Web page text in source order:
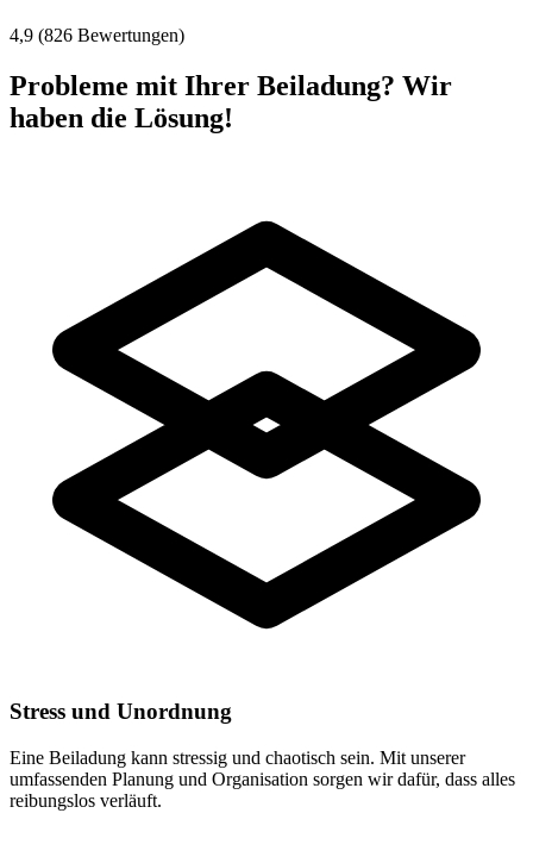
4,9 (826 Bewertungen)
Probleme mit Ihrer Beiladung? Wir
haben die Lösung!
Stress und Unordnung
Eine Beiladung kann stressig und chaotisch sein. Mit unserer
umfassenden Planung und Organisation sorgen wir dafür, dass alles
reibungslos verläuft.